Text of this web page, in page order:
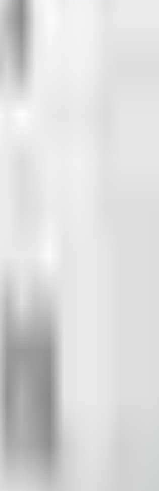
Fenerbahçe formasıyla izleyeceğiz"